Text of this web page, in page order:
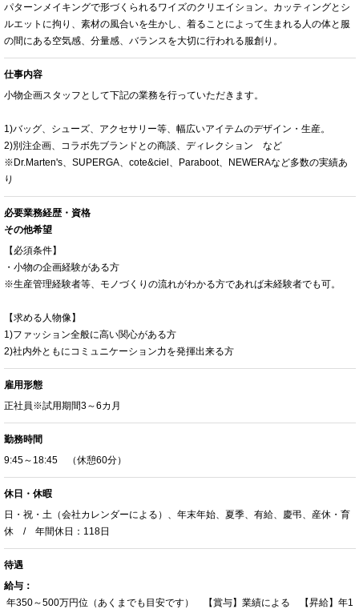
パターンメイキングで形づくられるワイズのクリエイション。カッティングとシ
ルエットに拘り、素材の風合いを生かし、着ることによって生まれる人の体と服
の間にある空気感、分量感、バランスを大切に行われる服創り。
仕事内容
小物企画スタッフとして下記の業務を行っていただきます。
1)バッグ、シューズ、アクセサリー等、幅広いアイテムのデザイン・生産。
2)別注企画、コラボ先ブランドとの商談、ディレクション など
※Dr.Marten's、SUPERGA、cote&ciel、Paraboot、NEWERAなど多数の実績あ
り
必要業務経歴・資格
その他希望
【必須条件】
・小物の企画経験がある方
※生産管理経験者等、モノづくりの流れがわかる方であれば未経験者でも可。
【求める人物像】
1)ファッション全般に高い関心がある方
2)社内外ともにコミュニケーション力を発揮出来る方
雇用形態
正社員※試用期間3～6カ月
勤務時間
9:45～18:45 （休憩60分）
休日・休暇
日・祝・土（会社カレンダーによる）、年末年始、夏季、有給、慶弔、産休・育
休 / 年間休日：118日
待遇
給与：
年350～500万円位（あくまでも目安です） 【賞与】業績による 【昇給】年1